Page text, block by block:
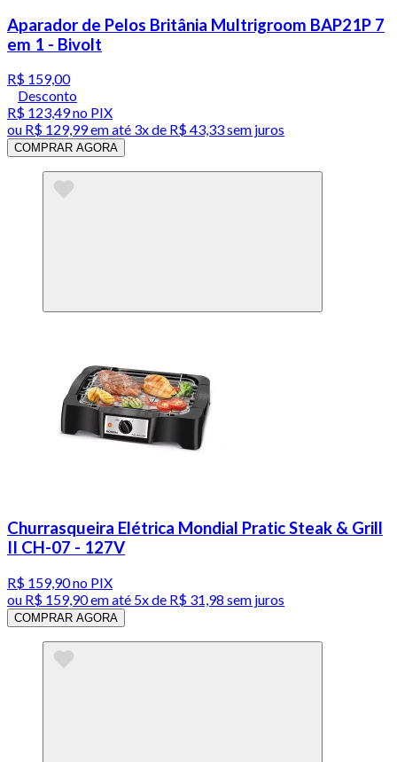
Aparador de Pelos Britânia Multrigroom BAP21P 7
em 1 - Bivolt
R$ 159,00
Desconto
R$ 123,49no PIX
ou R$ 129,99em até 3x de R$ 43,33 sem juros
COMPRAR AGORA
Churrasqueira Elétrica Mondial Pratic Steak & Grill
II CH-07 - 127V
R$ 159,90no PIX
ou R$ 159,90em até 5x de R$ 31,98 sem juros
COMPRAR AGORA